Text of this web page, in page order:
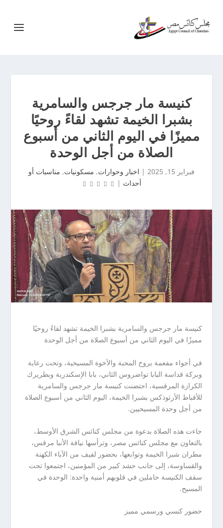
كنيسة مار جرجس والسامرية
بشبرا الخيمة تشهد لقاءً روحيًا
مميزًا في اليوم الثاني من أسبوع
الصلاة من أجل الوحدة
فبراير 15, 2025 | اخبار وحوارات, مسكونيات, مناسبات أو
أحداث |
كنيسة مار جرجس والسامرية بشبرا الخيمة تشهد لقاءً روحيًا
مميزًا في اليوم الثاني من أسبوع الصلاة من أجل الوحدة
في أجواء مفعمة بروح المحبة والأخوة المسيحية، وتحت رعاية
وبركة قداسة البابا تواضروس الثاني، بابا الإسكندرية وبطريرك
الكرازة المرقسية، احتضنت كنيسة مار جرجس والسامرية
للأقباط الأرثوذكس بشبرا الخيمة، اليوم الثاني من أسبوع الصلاة
من أجل وحدة المسيحيين.
جاءت هذه الصلاة بدعوة من مجلس كنائس الشرق الأوسط،
بالتعاون مع مجلس كنائس مصر، وترأسها نيافة الأنبا مرقس،
مطران شبرا الخيمة وتوابعها، بحضور لفيف من الآباء الكهنة
والقساوسة، إلى جانب حشد كبير من المؤمنين، اجتمعوا تحت
سقف الكنيسة حاملين في قلوبهم أمنية واحدة: الوحدة في
المسيح.
حضور كنسي ورسمي مميز